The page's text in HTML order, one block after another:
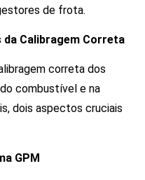
de frota.
Calibragem Correta
correta dos
combustível e na
dois aspectos cruciais
GPM